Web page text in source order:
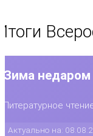
Зима
Литературное
Актуально на: